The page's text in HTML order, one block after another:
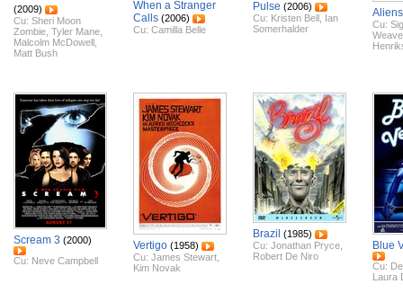
(2009)
Cu: Sheri Moon
Zombie Tyler Mane
Malcolm McDowell
Matt Bush
When a Stranger
Calls (2006)
Cu: Camilla Belle
Pulse (2006)
Cu: Kristen Bell Ian
Somerhalder
Aliens
Cu:
Scream 3 (2000)
Cu: Neve Campbell
Vertigo (1958)
Cu: James Stewart
Kim Novak
Brazil (1985)
Cu: Jonathan Pryce
Robert De Niro
Blue
Cu:
Laura